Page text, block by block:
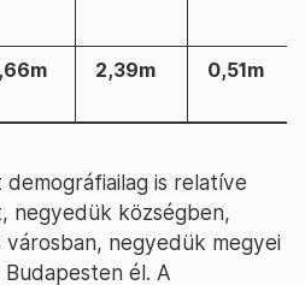
2,39m 0,51m
demográfiailag is relatíve
negyedük községben,
negyedük megyei
él. A